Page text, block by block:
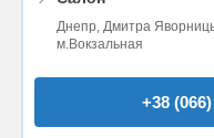
Днепр, Дмитра
м.Вокзальная
+38